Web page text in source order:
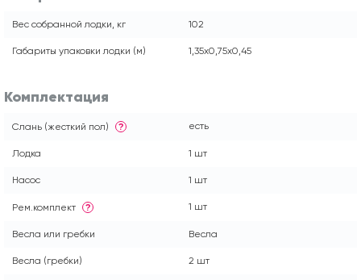
Вес собранной лодки, кг 102
Габариты упаковки лодки (м) 1,35х0,75х0,45
Комплектация
Слань (жесткий пол) ? есть
Лодка 1 шт
Насос 1 шт
Рем.комплект ? 1 шт
Весла или гребки Весла
Весла (гребки) 2 шт